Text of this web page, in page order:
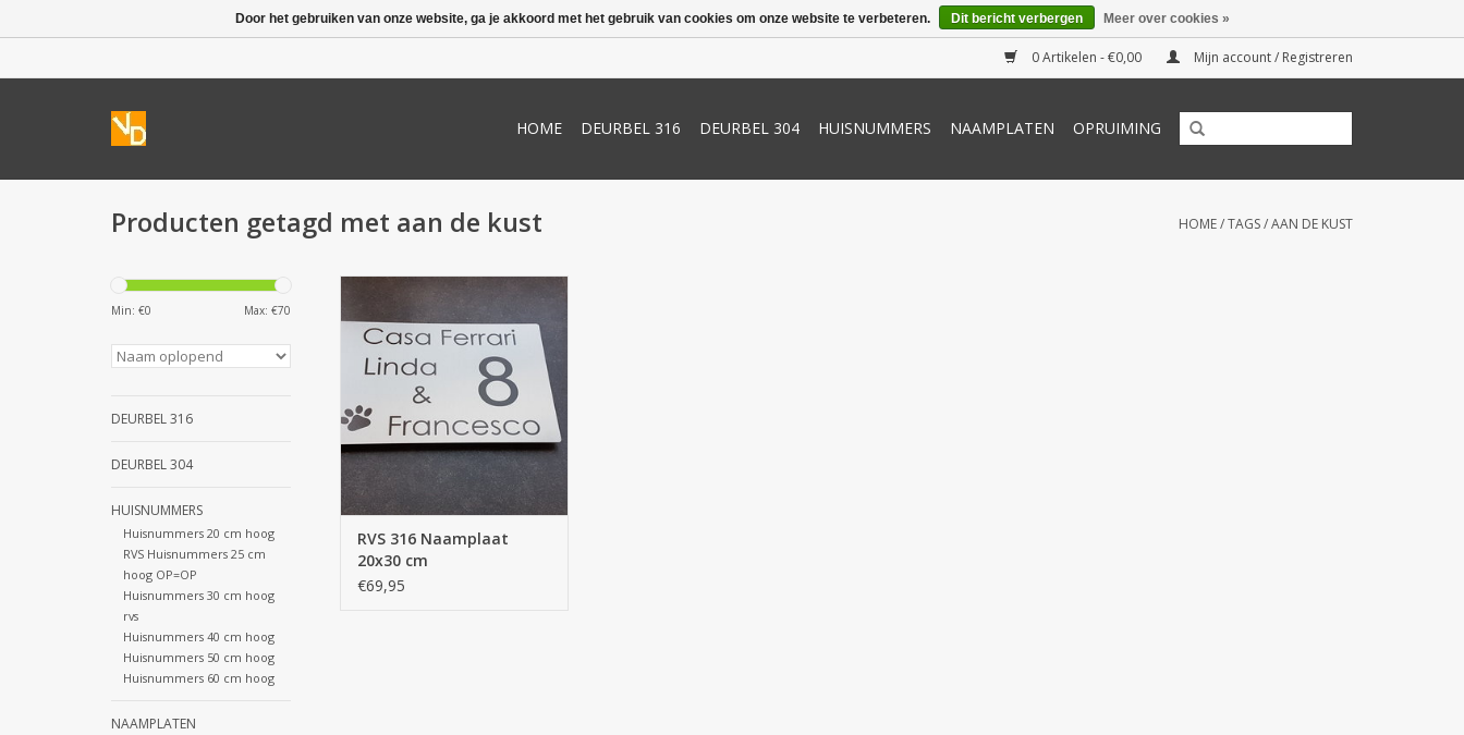
0 Artikelen - €0,00 Mijn account / Registreren
HOME DEURBEL 316 DEURBEL 304 HUISNUMMERS NAAMPLATEN OPRUIMING
Producten getagd met aan de kust HOME/TAGS/AAN DE KUST
Min: €0 Max: €70
DEURBEL 316
DEURBEL 304
HUISNUMMERS
Huisnummers 20 cm hoog
RVS Huisnummers 25 cm
hoog OP=OP
Huisnummers 30 cm hoog
rvs
Huisnummers 40 cm hoog
Huisnummers 50 cm hoog
Huisnummers 60 cm hoog
NAAMPLATEN
RVS 316 Naamplaten: Prijs incl.
van 20x30 cm kan voorzien
worden van tekst, cijfers en
logo's en is zowel horizontaal als
verticaal te plaatsen. Dmv.
afstandsbussen van 10mm aan
de achterzijde krijgt u een
onzichtbare bevesti
TOEVOEGEN AAN WINKELWAGEN
RVS 316 Naamplaat
20x30 cm
€69,95
Door het gebruiken van onze website, ga je akkoord met het gebruik van cookies om onze website te verbeteren. Dit bericht verbergen Meer over cookies »